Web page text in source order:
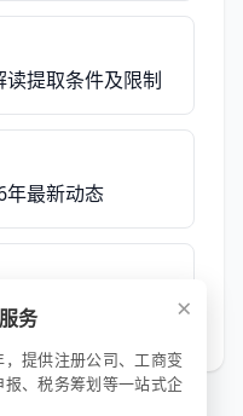
提取条件及限制
年最新动态
解读 ×
务
提供注册公司、工商变
、税务筹划等一站式企